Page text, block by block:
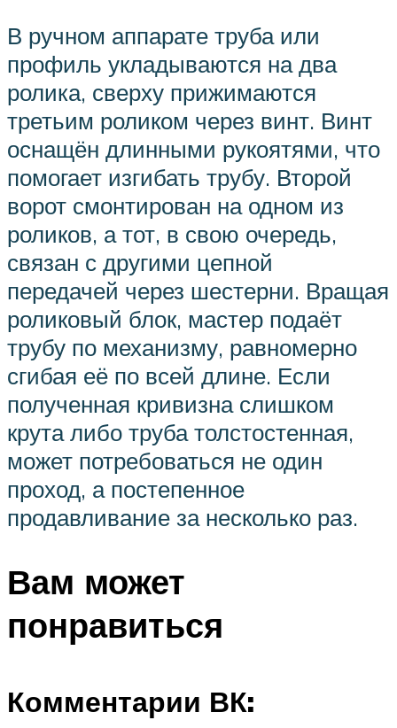
В ручном аппарате труба или
профиль укладываются на два
ролика, сверху прижимаются
третьим роликом через винт. Винт
оснащён длинными рукоятями, что
помогает изгибать трубу. Второй
ворот смонтирован на одном из
роликов, а тот, в свою очередь,
связан с другими цепной
передачей через шестерни. Вращая
роликовый блок, мастер подаёт
трубу по механизму, равномерно
сгибая её по всей длине. Если
полученная кривизна слишком
крута либо труба толстостенная,
может потребоваться не один
проход, а постепенное
продавливание за несколько раз.
Вам может
понравиться
Комментарии ВК: